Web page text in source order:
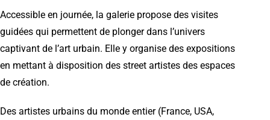
Accessible en journée, la galerie propose des visites
guidées qui permettent de plonger dans l’univers
captivant de l’art urbain. Elle y organise des expositions
en mettant à disposition des street artistes des espaces
de création.
Des artistes urbains du monde entier (France, USA,